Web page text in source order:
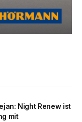
Night Renew ist
mit